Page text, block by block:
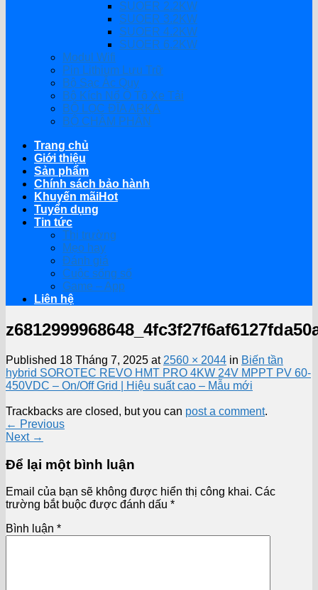
SUOER 2.2KW
SUOER 3.2KW
SUOER 4.2KW
SUOER 6.2KW
Modul Wifi
Pin Lithium Lưu Trữ
Bộ Sạc Ắc Quy
Bộ Kích Nổ Ô Tô Xe Tải
BỘ LỌC ĐĨA ARKA
BỘ CHÂM PHÂN
Trang chủ
Giới thiệu
Sản phẩm
Chính sách bảo hành
Khuyến mãi
Tuyển dụng
Tin tức
Thị trường
Mẹo hay
Đánh giá
Cuộc sống số
Game – App
Liên hệ
Published 18 Tháng 7, 2025 at 2560 × 2044 in Biến tần
hybrid SOROTEC REVO HMT PRO 4KW 24V MPPT PV 60-
450VDC – On/Off Grid | Hiệu suất cao – Mẫu mới
Trackbacks are closed, but you can post a comment.
← Previous
Next →
Để lại một bình luận
Email của bạn sẽ không được hiển thị công khai. Các
trường bắt buộc được đánh dấu *
Bình luận *